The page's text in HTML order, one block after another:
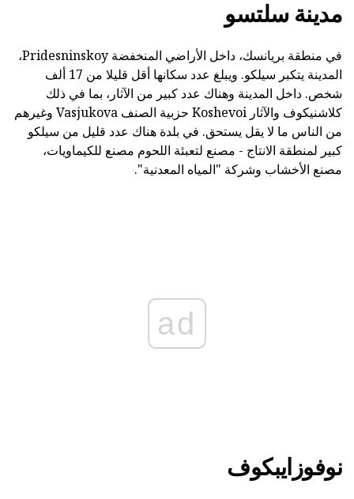
مدينة سلتسو
في منطقة بريانسك، داخل الأراضي المنخفضة Pridesninskoy،
المدينة يتكبر سيلكو. ويبلغ عدد سكانها أقل قليلا من 17 ألف
شخص. داخل المدينة وهناك عدد كبير من الآثار، بما في ذلك
كلاشنيكوف والآثار Koshevoi حزبية الصنف Vasjukova وغيرهم
من الناس ما لا يقل يستحق. في بلدة هناك عدد قليل من سيلكو
كبير لمنطقة الانتاج - مصنع لتعبئة اللحوم مصنع للكيماويات،
مصنع الأخشاب وشركة "المياه المعدنية".
ad
نوفوزايبكوف